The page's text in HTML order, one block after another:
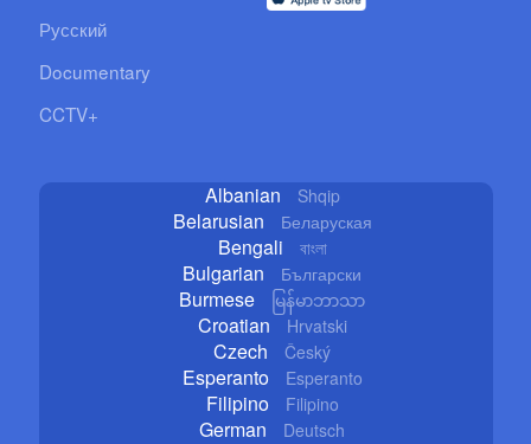
Русский
Documentary
CCTV+
Albanian Shqip
Belarusian Беларуская
Bengali বাংলা
Bulgarian Български
Burmese မြန်မာဘာသာ
Croatian Hrvatski
Czech Český
Esperanto Esperanto
Filipino Filipino
German Deutsch